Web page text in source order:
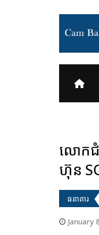
លោកជំ
ហ៊ុន
ធនាគារ
January